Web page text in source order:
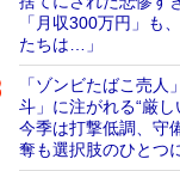
「月収300万円」も
たちは…」
「ゾンビたばこ売
斗」に注がれる“厳
今季は打撃低調、守
奪も選択肢のひとつ